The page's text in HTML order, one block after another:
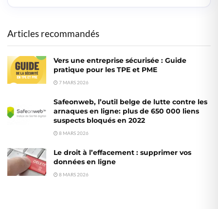
Articles recommandés
Vers une entreprise sécurisée : Guide
pratique pour les TPE et PME
7 MARS 2026
Safeonweb, l’outil belge de lutte contre les
arnaques en ligne: plus de 650 000 liens
suspects bloqués en 2022
8 MARS 2026
Le droit à l’effacement : supprimer vos
données en ligne
8 MARS 2026